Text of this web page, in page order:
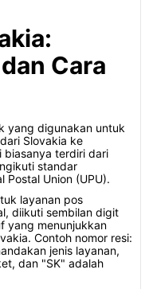
Cara
yang digunakan untuk
Slovakia ke
biasanya terdiri dari
standar
Postal Union (UPU).
layanan pos
diikuti sembilan digit
yang menunjukkan
Contoh nomor resi:
jenis layanan,
dan "SK" adalah